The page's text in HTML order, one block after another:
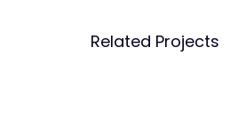
Related Projects